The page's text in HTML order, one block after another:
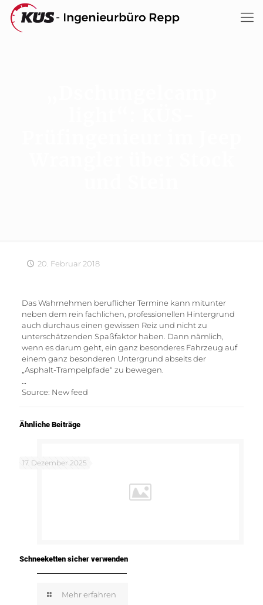
20. Februar 2018
Das Wahrnehmen beruflicher Termine kann mitunter
neben dem rein fachlichen, professionellen Hintergrund
auch durchaus einen gewissen Reiz und nicht zu
unterschätzenden Spaßfaktor haben. Dann nämlich,
wenn es darum geht, ein ganz besonderes Fahrzeug auf
einem ganz besonderen Untergrund abseits der
„Asphalt-Trampelpfade“ zu bewegen.
Source: New feed
Ähnliche Beiträge
17. Dezember 2025
Schneeketten sicher verwenden
Mehr erfahren